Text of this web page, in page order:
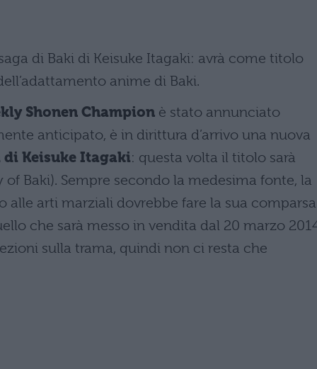
di Baki di Keisuke Itagaki: avrà come titolo
anime di Baki.
Shonen Champion è stato annunciato
anticipato, è in dirittura d’arrivo una nuova
di Keisuke Itagaki: questa volta il titolo sarà
of Baki). Sempre secondo la medesima fonte, la
alle arti marziali dovrebbe fare la sua comparsa
che sarà messo in vendita dal 20 marzo
sulla trama, quindi non ci resta che